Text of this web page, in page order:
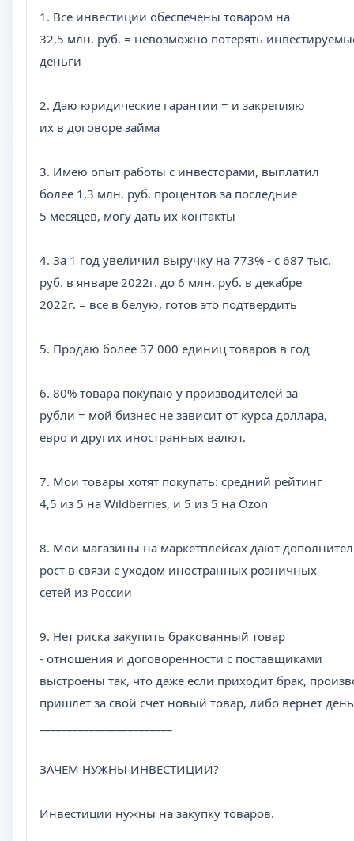
1. Все инвестиции обеспечены товаром на
32,5 млн. руб. = невозможно потерять
деньги
2. Даю юридические гарантии = и закрепляю
их в договоре займа
3. Имею опыт работы с инвесторами, выплатил
более 1,3 млн. руб. процентов за последние
5 месяцев, могу дать их контакты
4. За 1 год увеличил выручку на 773% - с 687 тыс.
руб. в январе 2022г. до 6 млн. руб. в декабре
2022г. = все в белую, готов это подтвердить
5. Продаю более 37 000 единиц товаров в год
6. 80% товара покупаю у производителей за
рубли = мой бизнес не зависит от курса доллара,
евро и других иностранных валют.
7. Мои товары хотят покупать: средний рейтинг
4,5 из 5 на Wildberries, и 5 из 5 на Ozon
8. Мои магазины на маркетплейсах дают
рост в связи с уходом иностранных розничных
сетей из России
9. Нет риска закупить бракованный товар
- отношения и договоренности с поставщиками
выстроены так, что даже если приходит брак,
пришлет за свой счет новый товар, либо вернет
ЗАЧЕМ НУЖНЫ ИНВЕСТИЦИИ?
Инвестиции нужны на закупку товаров.